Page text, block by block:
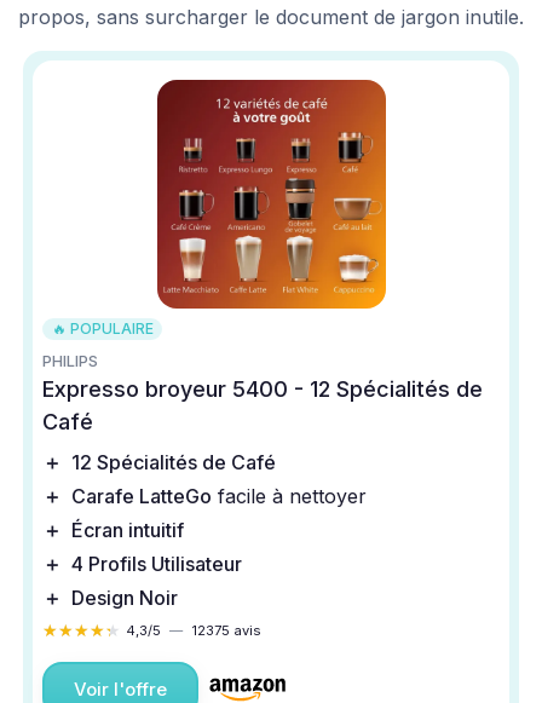
propos, sans surcharger le document de jargon inutile.
🔥 POPULAIRE
PHILIPS
Expresso broyeur 5400 - 12 Spécialités de
Café
＋ 12 Spécialités de Café
＋ Carafe LatteGo facile à nettoyer
＋ Écran intuitif
＋ 4 Profils Utilisateur
＋ Design Noir
★★★★★
★★★★★ 4,3/5 — 12375 avis
Voir l'offre